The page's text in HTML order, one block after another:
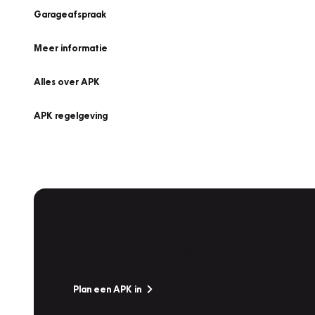
Garageafspraak
Meer informatie
Alles over APK
APK regelgeving
Plan een APK in